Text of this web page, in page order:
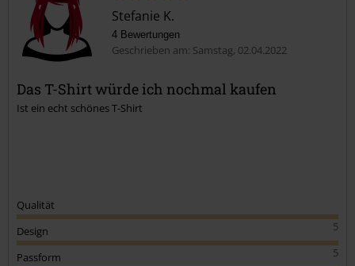
Kommentar jetzt abschicken!
Stefanie K.
4 Bewertungen
Geschrieben am: Samstag, 02.04.2022
Das T-Shirt würde ich nochmal kaufen
Ist ein echt schönes T-Shirt
Qualität
5
Design
5
Passform